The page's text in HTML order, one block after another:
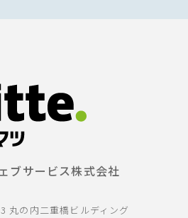
ブサービス株式会社
丸の内二重橋ビルディング